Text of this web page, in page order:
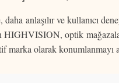
daha anlaşılır ve kullanıcı
HIGHVISION, optik
marka olarak konumlanmayı